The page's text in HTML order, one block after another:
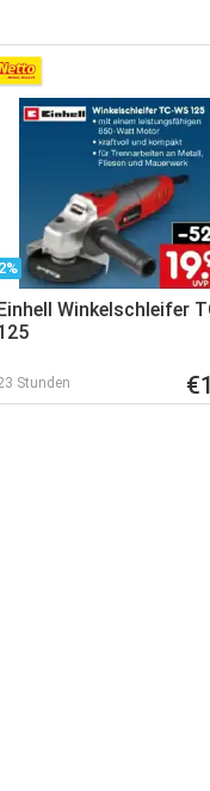
Winkelschleifer
Stunden